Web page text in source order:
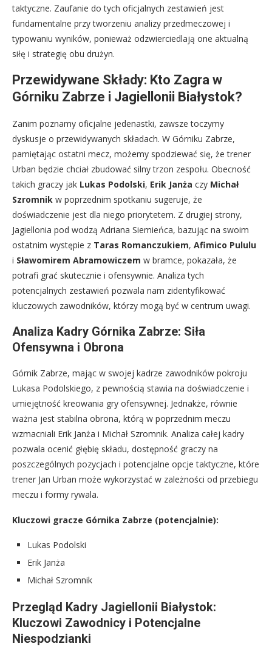
taktyczne. Zaufanie do tych oficjalnych zestawień jest
fundamentalne przy tworzeniu analizy przedmeczowej i
typowaniu wyników, ponieważ odzwierciedlają one aktualną
siłę i strategię obu drużyn.
Przewidywane Składy: Kto Zagra w
Górniku Zabrze i Jagiellonii Białystok?
Zanim poznamy oficjalne jedenastki, zawsze toczymy
dyskusje o przewidywanych składach. W Górniku Zabrze,
pamiętając ostatni mecz, możemy spodziewać się, że trener
Urban będzie chciał zbudować silny trzon zespołu. Obecność
takich graczy jak Lukas Podolski, Erik Janża czy Michał
Szromnik w poprzednim spotkaniu sugeruje, że
doświadczenie jest dla niego priorytetem. Z drugiej strony,
Jagiellonia pod wodzą Adriana Siemieńca, bazując na swoim
ostatnim występie z Taras Romanczukiem, Afimico Pululu
i Sławomirem Abramowiczem w bramce, pokazała, że
potrafi grać skutecznie i ofensywnie. Analiza tych
potencjalnych zestawień pozwala nam zidentyfikować
kluczowych zawodników, którzy mogą być w centrum uwagi.
Analiza Kadry Górnika Zabrze: Siła
Ofensywna i Obrona
Górnik Zabrze, mając w swojej kadrze zawodników pokroju
Lukasa Podolskiego, z pewnością stawia na doświadczenie i
umiejętność kreowania gry ofensywnej. Jednakże, równie
ważna jest stabilna obrona, którą w poprzednim meczu
wzmacniali Erik Janża i Michał Szromnik. Analiza całej kadry
pozwala ocenić głębię składu, dostępność graczy na
poszczególnych pozycjach i potencjalne opcje taktyczne, które
trener Jan Urban może wykorzystać w zależności od przebiegu
meczu i formy rywala.
Kluczowi gracze Górnika Zabrze (potencjalnie):
Lukas Podolski
Erik Janża
Michał Szromnik
Przegląd Kadry Jagiellonii Białystok:
Kluczowi Zawodnicy i Potencjalne
Niespodzianki